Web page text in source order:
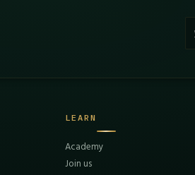
LEARN
Academy
Join us